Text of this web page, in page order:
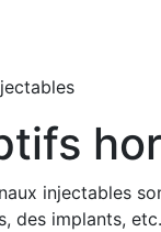
injectables
des implants, etc.